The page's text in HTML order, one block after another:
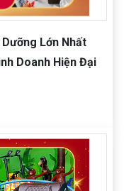
Lớn Nhất
Doanh Hiện Đại